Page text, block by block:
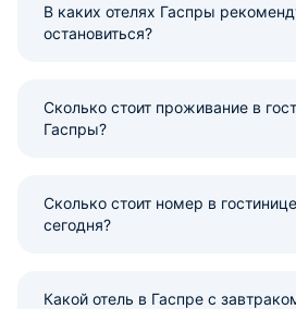
В каких отелях Гаспры
остановиться?
Сколько стоит проживание в
Гаспры?
Сколько стоит номер в
сегодня?
Какой отель в Гаспре с